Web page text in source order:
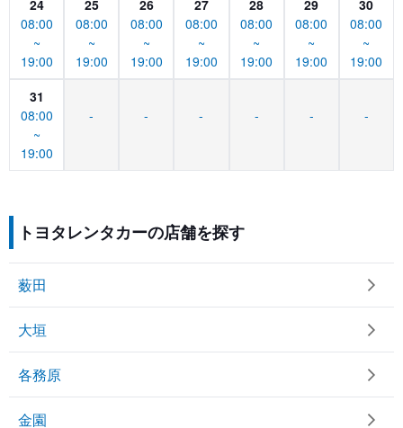
24
08:00
~
19:00
25
08:00
~
19:00
26
08:00
~
19:00
27
08:00
~
19:00
28
08:00
~
19:00
29
08:00
~
19:00
30
08:00
~
19:00
31
08:00
~
19:00
- - - - - -
トヨタレンタカーの店舗を探す
薮田
大垣
各務原
金園